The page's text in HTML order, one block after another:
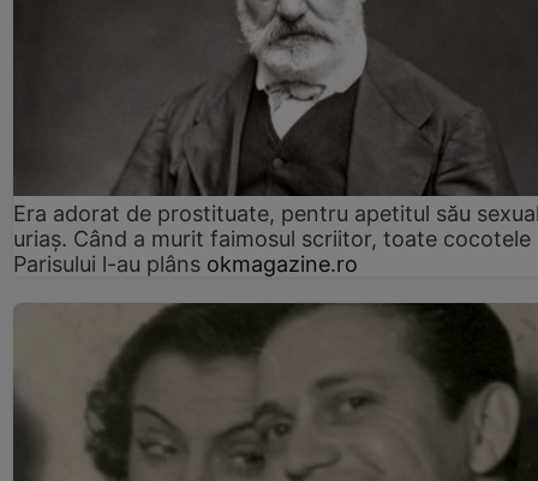
Era adorat de prostituate, pentru apetitul său
uriaș. Când a murit faimosul scriitor, toate cocotele
Parisului l-au plâns okmagazine.ro